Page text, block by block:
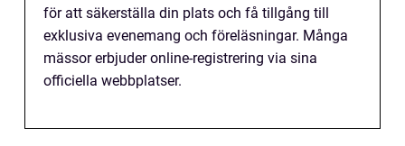
för att säkerställa din plats och få tillgång till
exklusiva evenemang och föreläsningar. Många
mässor erbjuder online-registrering via sina
officiella webbplatser.